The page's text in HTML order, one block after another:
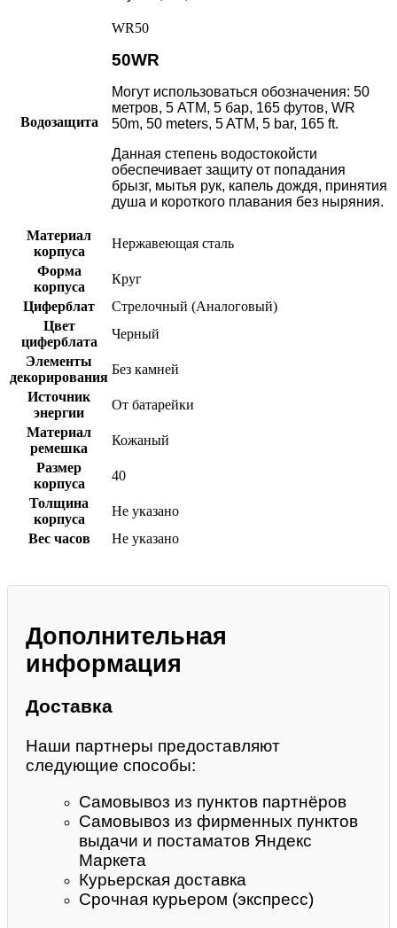
Водозащита
WR50
50WR
Могут использоваться обозначения: 50
метров, 5 АТМ, 5 бар, 165 футов, WR
50m, 50 meters, 5 ATM, 5 bar, 165 ft.
Данная степень водостокойсти
обеспечивает защиту от попадания
брызг, мытья рук, капель дождя, принятия
душа и короткого плавания без ныряния.
Материал
корпуса
Нержавеющая сталь
Форма
корпуса
Круг
Циферблат
Стрелочный (Аналоговый)
Цвет
циферблата
Черный
Элементы
декорирования
Без камней
Источник
энергии
От батарейки
Материал
ремешка
Кожаный
Размер
корпуса
40
Толщина
корпуса
Не указано
Вес часов
Не указано
Дополнительная
информация
Доставка
Наши партнеры предоставляют
следующие способы:
Самовывоз из пунктов партнёров
Самовывоз из фирменных пунктов
выдачи и постаматов Яндекс
Маркета
Курьерская доставка
Срочная курьером (экспресс)